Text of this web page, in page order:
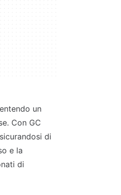
un
Con GC
di
e la
di